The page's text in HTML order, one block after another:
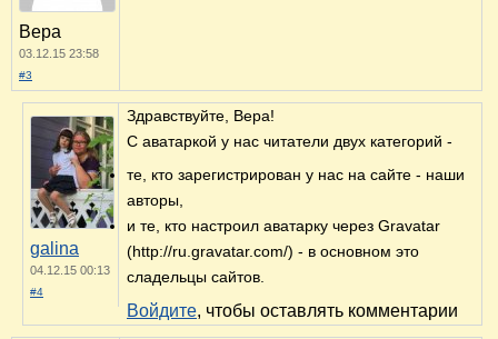
Вера
03.12.15 23:58
#3
galina
04.12.15 00:13
#4
Здравствуйте, Вера!
С аватаркой у нас читатели двух категорий -
те, кто зарегистрирован у нас на сайте - наши
авторы,
и те, кто настроил аватарку через Gravatar
(http://ru.gravatar.com/) - в основном это
сладельцы сайтов.
Войдите, чтобы оставлять комментарии